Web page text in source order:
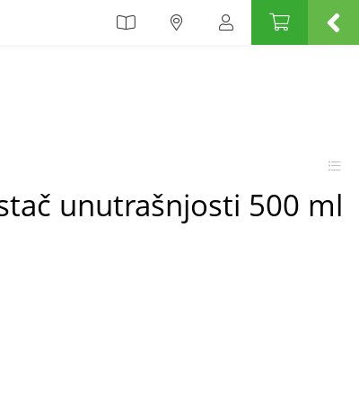
unutrašnjosti 500 ml